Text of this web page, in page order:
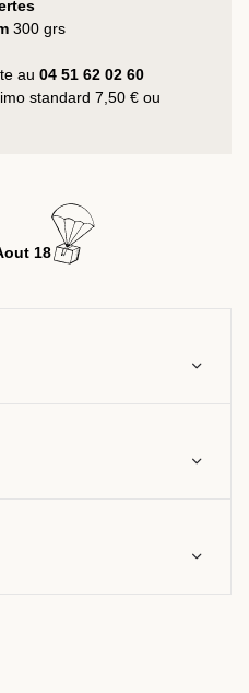
300 grs
au 04 51 62 02 60
standard 7,50 € ou
18